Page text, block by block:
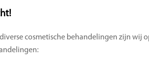
cosmetische behandelingen zijn wij